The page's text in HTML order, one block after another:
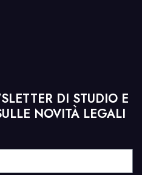
DI STUDIO E
NOVITÀ LEGALI